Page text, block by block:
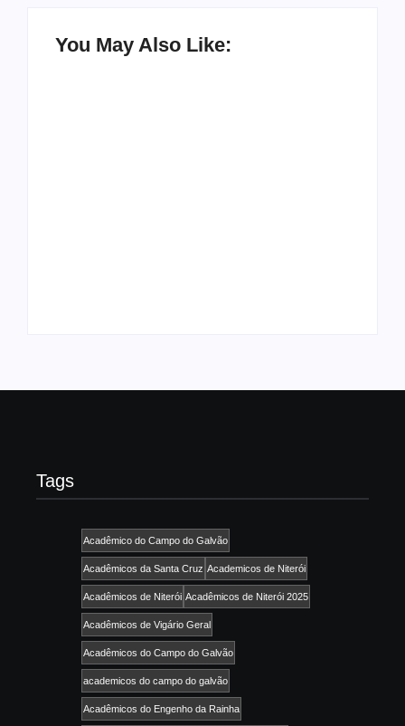
You May Also Like:
Tags
Acadêmico do Campo do Galvão
Acadêmicos da Santa Cruz Academicos de Niterói
Acadêmicos de Niterói Acadêmicos de Niterói 2025
Acadêmicos de Vigário Geral
Acadêmicos do Campo do Galvão
academicos do campo do galvão
Acadêmicos do Engenho da Rainha